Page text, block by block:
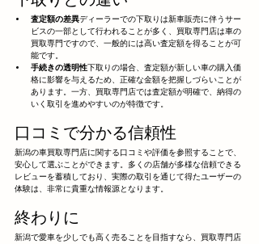
査定額の差異ディーラーでの下取りは新車販売に伴うサー
ビスの一部として行われることが多く、買取専門店は車の
買取専門ですので、一般的には高い査定額を得ることが可
能です。
手続きの透明性下取りの場合、査定額が新しい車の購入価
格に影響を与えるため、正確な金額を把握しづらいことが
あります。一方、買取専門店では査定額が明確で、納得の
いく取引を進めやすいのが特徴です。
口コミで分かる信頼性
新潟の車買取専門店に関する口コミや評価を参照することで、
安心して選ぶことができます。多くの店舗が多様な信頼できる
レビューを蓄積しており、実際の取引を通じて得たユーザーの
体験は、非常に貴重な情報源となります。
終わりに
新潟で愛車を少しでも高く売ることを目指すなら、買取専門店